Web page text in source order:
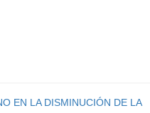
EN LA DISMINUCIÓN DE LA